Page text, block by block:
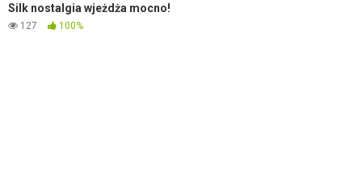
Silk nostalgia wjeżdża mocno!
127 100%